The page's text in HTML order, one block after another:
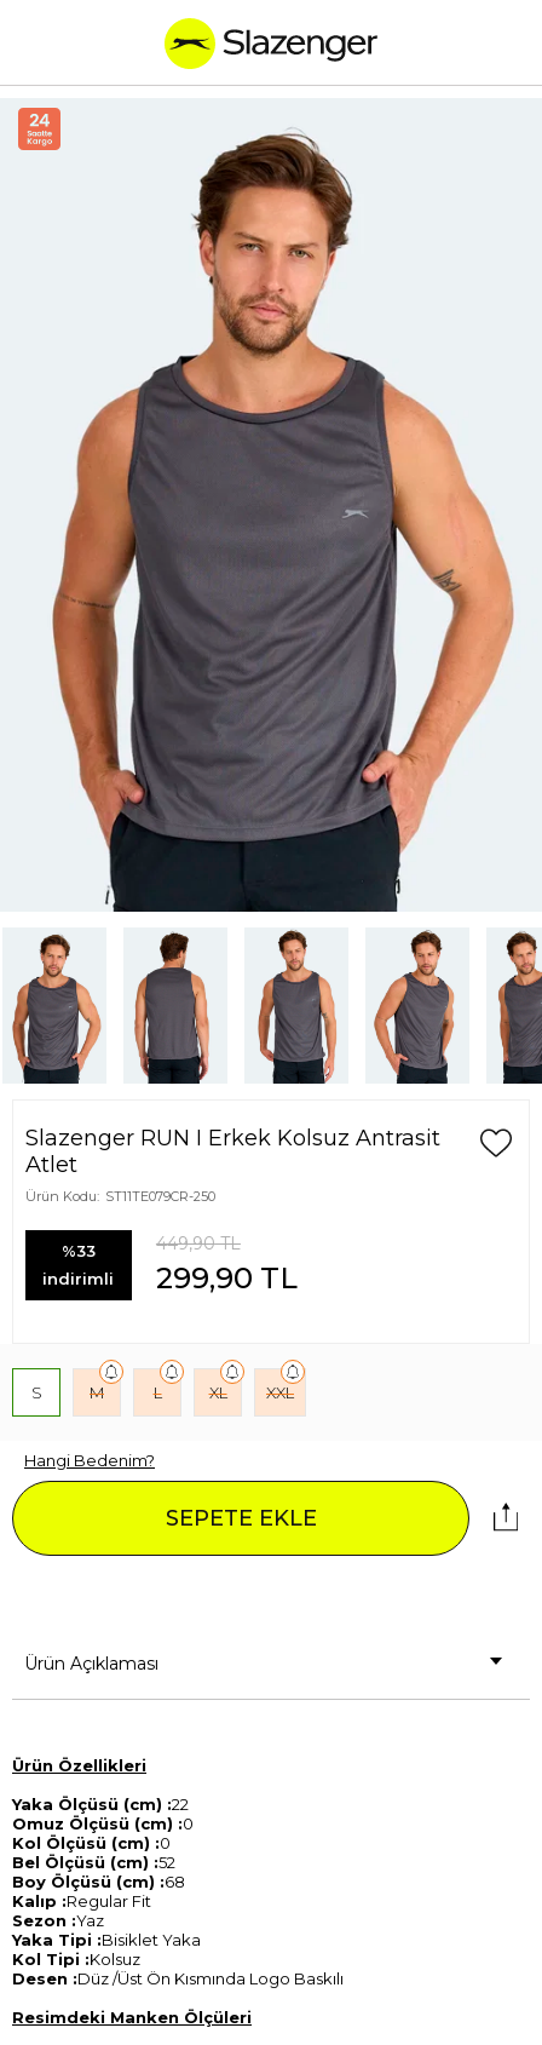
Slazenger RUN I Erkek Kolsuz Antrasit
Atlet
Ürün Kodu: ST11TE079CR-250
%33
indirimli
449,90TL
299,90 TL
S M L XL XXL
Hangi Bedenim?
SEPETE EKLE
Ürün Açıklaması
Ürün Özellikleri
Yaka Ölçüsü (cm) :22
Omuz Ölçüsü (cm) :0
Kol Ölçüsü (cm) :0
Bel Ölçüsü (cm) :52
Boy Ölçüsü (cm) :68
Kalıp :Regular Fit
Sezon :Yaz
Yaka Tipi :Bisiklet Yaka
Kol Tipi :Kolsuz
Desen :Düz /Üst Ön Kısmında Logo Baskılı
Resimdeki Manken Ölçüleri